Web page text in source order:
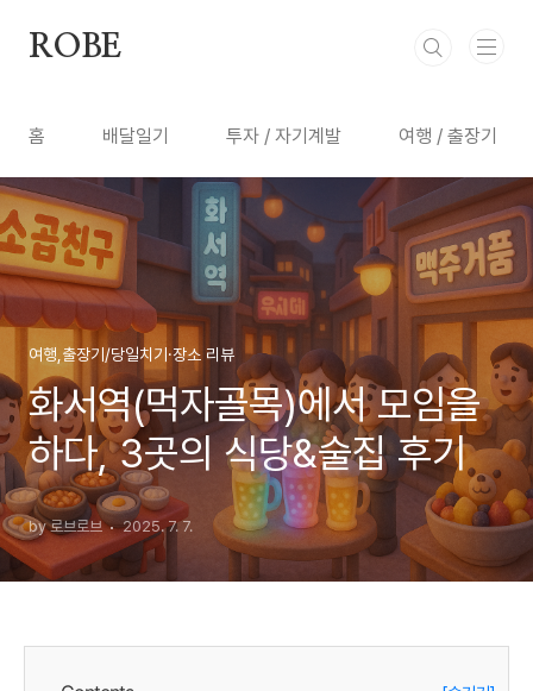
ROBE
홈 배달일기 투자 / 자기계발 여행 / 출장기
여행,출장기/당일치기·장소 리뷰
화서역(먹자골목)에서 모임을
하다, 3곳의 식당&술집 후기
by 로브로브 2025. 7. 7.